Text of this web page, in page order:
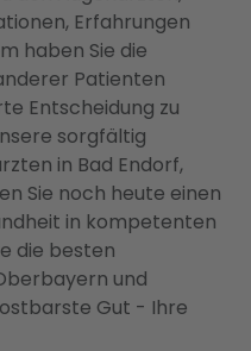
Erfahrungen
haben Sie die
Patienten
Entscheidung zu
sorgfältig
in Bad Endorf,
Sie noch heute einen
in kompetenten
die besten
und
Gut - Ihre